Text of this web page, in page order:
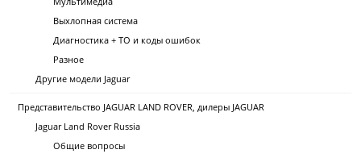
Выхлопная система
Диагностика + ТО и коды ошибок
Разное
Другие модели Jaguar
Представительство JAGUAR LAND ROVER, дилеры JAGUAR
Jaguar Land Rover Russia
Общие вопросы